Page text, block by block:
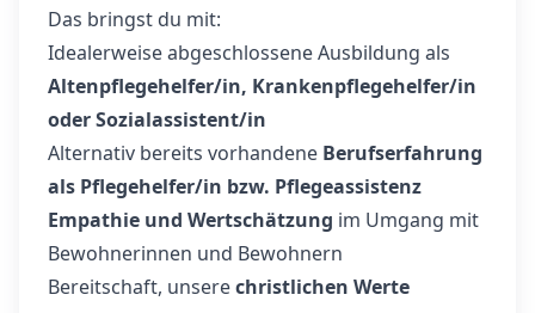
Das bringst du mit:
Idealerweise abgeschlossene Ausbildung als
Altenpflegehelfer/in, Krankenpflegehelfer/in
oder Sozialassistent/in
Alternativ bereits vorhandene Berufserfahrung
als Pflegehelfer/in bzw. Pflegeassistenz
Empathie und Wertschätzung im Umgang mit
Bewohnerinnen und Bewohnern
Bereitschaft, unserechristlichen Werte